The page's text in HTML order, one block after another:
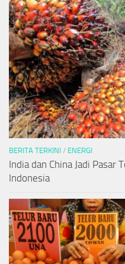
BERITA TERKINI / ENERGI
India dan China Jadi Pasar
Indonesia